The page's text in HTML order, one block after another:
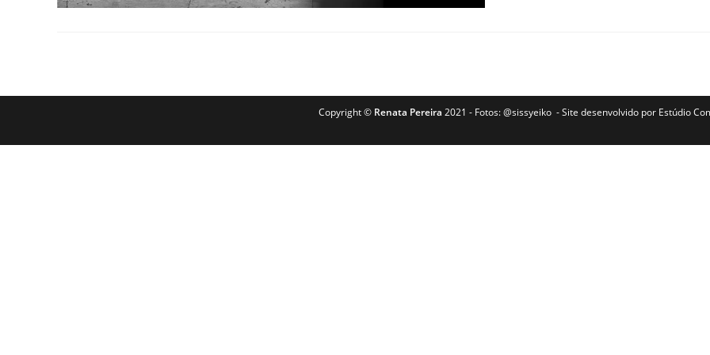
Copyright © Renata Pereira 2021 - Fotos:@sissyeiko - Site desenvolvido por Estúdio